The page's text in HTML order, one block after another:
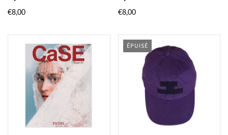
€8,00 €8,00
ÉPUISÉ